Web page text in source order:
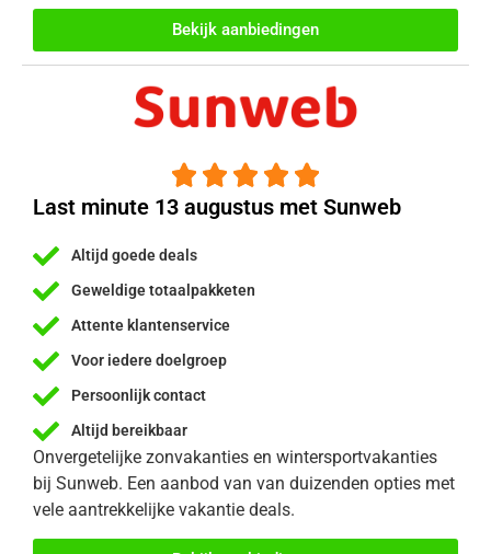
Bekijk aanbiedingen
    
Last minute 13 augustus met Sunweb
Altijd goede deals
Geweldige totaalpakketen
Attente klantenservice
Voor iedere doelgroep
Persoonlijk contact
Altijd bereikbaar
Onvergetelijke zonvakanties en wintersportvakanties
bij Sunweb. Een aanbod van van duizenden opties met
vele aantrekkelijke vakantie deals.